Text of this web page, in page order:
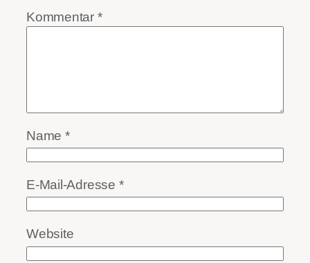
Kommentar *
Name *
E-Mail-Adresse *
Website